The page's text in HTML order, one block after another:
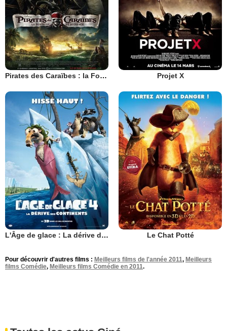
Pirates des Caraïbes : la Fontaine de Jouvence Projet X
L'Âge de glace : La dérive des continents Le Chat Potté
Pour découvrir d'autres films : Meilleurs films de l'année 2011, Meilleurs
films Comédie, Meilleurs films Comédie en 2011.